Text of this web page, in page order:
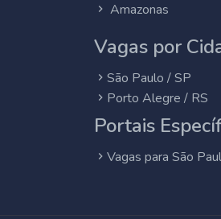
Amazonas
Vagas por
São Paulo / SP
Porto Alegre / RS
Portais
Vagas para São